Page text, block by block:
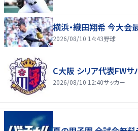
横浜・織田翔希 今大会
2026/08/10 14:43野球
C大阪 シリア代表FWサ
2026/08/10 12:40サッカー